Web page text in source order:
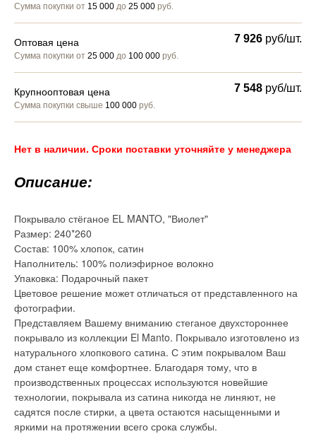
Сумма покупки от 15 000 до 25 000 руб.
Оптовая цена
Сумма покупки от 25 000 до 100 000 руб.
7 926 руб/шт.
Крупнооптовая цена
Сумма покупки свыше 100 000 руб.
7 548 руб/шт.
Нет в наличии. Сроки поставки уточняйте у менеджера
Описание:
Покрывало стёганое EL MANTO, "Виолет"
Размер: 240*260
Состав: 100% хлопок, сатин
Наполнитель: 100% полиэфирное волокно
Упаковка: Подарочный пакет
Цветовое решение может отличаться от представленного на
фотографии.
Представляем Вашему вниманию стеганое двухстороннее
покрывало из коллекции El Manto. Покрывало изготовлено из
натурального хлопкового сатина. С этим покрывалом Ваш
дом станет еще комфортнее. Благодаря тому, что в
производственных процессах используются новейшие
технологии, покрывала из сатина никогда не линяют, не
садятся после стирки, а цвета остаются насыщенными и
яркими на протяжении всего срока службы.